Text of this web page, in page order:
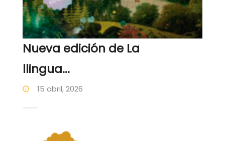
Nueva edición de La
llingua...
15 abril, 2026